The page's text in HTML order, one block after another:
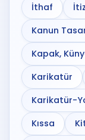
İthaf
Kanun
Kapak,
Karikatür
Karikatür-
Kıssa